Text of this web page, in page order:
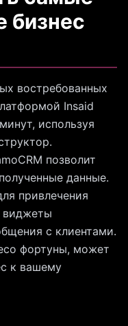
бизнес
востребованных
Insaid
используя
позволит
данные.
привлечения
виджеты
с клиентами.
фортуны, может
к вашему